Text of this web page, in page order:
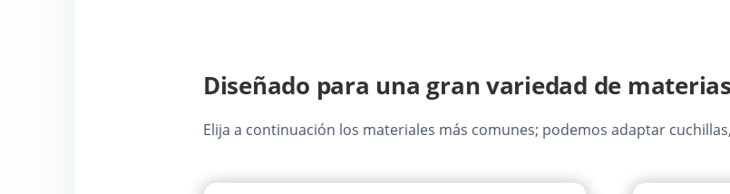
Diseñado para una gran variedad de
Elija a continuación los materiales más comunes; podemos adaptar